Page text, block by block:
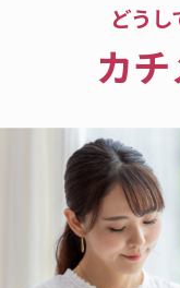
どう
カ